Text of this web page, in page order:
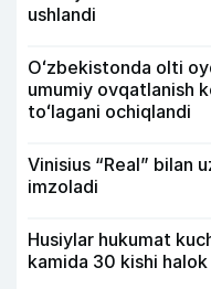
ushlandi
Oʻzbekistonda olti
umumiy ovqatlanish
toʻlagani ochiqlandi
Vinisius “Real” bilan
imzoladi
Husiylar hukumat
kamida 30 kishi halok